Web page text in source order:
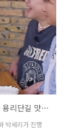
남겨서뭐하게 용산 묵은지 닭짜글이 삼각지 용리단길 맛집 위치 및 방문팁 feat. 김대호
박세리가 진행